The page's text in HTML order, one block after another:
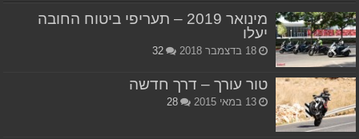
מינואר 2019 – תעריפי ביטוח החובה
יעלו
18 בדצמבר 2018 32
טור עורך – דרך חדשה
13 במאי 2015 28